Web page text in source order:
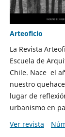
Arteoficio
La Revista
Escuela de
Chile. Nace el
nuestro
lugar de
urbanismo en
Ver revista